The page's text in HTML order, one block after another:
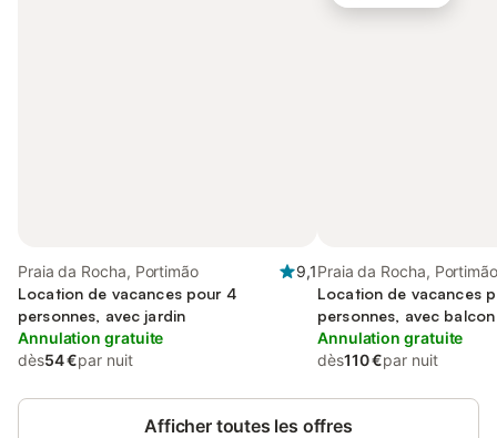
Praia da Rocha, Portimão
9,1
Location de vacances pour 4
personnes, avec jardin
Annulation gratuite
dès54 €par nuit
Praia da Rocha, Portimão
Location de vacances
personnes, avec balcon
Annulation gratuite
dès110 €par nuit
Afficher toutes les offres